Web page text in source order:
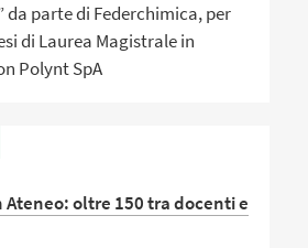
da parte di Federchimica, per
di Laurea Magistrale in
Polynt SpA
Ateneo: oltre 150 tra docenti e